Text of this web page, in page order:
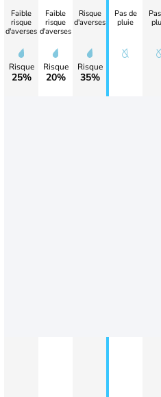
Faible
risque
d'averses
Risque
25%
Faible
risque
d'averses
Risque
20%
Risque
d'averses
Risque
35%
Pas de
pluie